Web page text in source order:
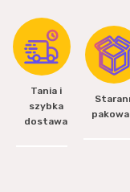
Tania i
szybka
dostawa